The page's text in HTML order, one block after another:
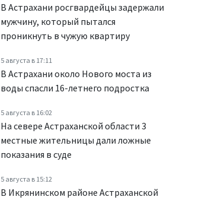
В Астрахани росгвардейцы задержали
мужчину, который пытался
проникнуть в чужую квартиру
5 августа в 17:11
В Астрахани около Нового моста из
воды спасли 16-летнего подростка
5 августа в 16:02
На севере Астраханской области 3
местные жительницы дали ложные
показания в суде
5 августа в 15:12
В Икрянинском районе Астраханской